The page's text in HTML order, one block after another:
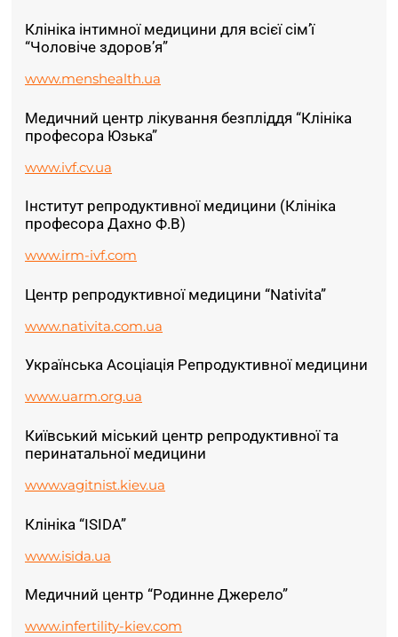
Клініка інтимної медицини для всієї сім’ї
“Чоловіче здоров’я”
www.menshealth.ua
Медичний центр лікування безпліддя “Клініка
професора Юзька”
www.ivf.cv.ua
Інститут репродуктивної медицини (Клініка
професора Дахно Ф.В)
www.irm-ivf.com
Центр репродуктивної медицини “Nativita”
www.nativita.com.ua
Українська Асоціація Репродуктивної медицини
www.uarm.org.ua
Київський міський центр репродуктивної та
перинатальної медицини
www.vagitnist.kiev.ua
Клініка “ISIDA”
www.isida.ua
Медичний центр “Родинне Джерело”
www.infertility-kiev.com